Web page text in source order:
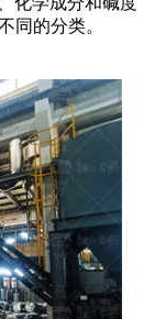
同的分类。